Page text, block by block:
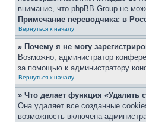
внимание, что phpBB Group не
Примечание переводчика: в
Вернуться к началу
» Почему я не могу
Возможно, администратор
за помощью к администратору
Вернуться к началу
» Что делает функция «Удалить
Она удаляет все созданные
возможность включена